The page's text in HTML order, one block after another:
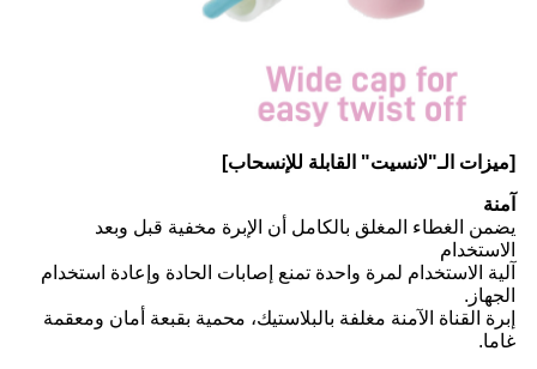
[ميزات الـ"لانسيت" القابلة للإنسحاب]
آمنة
يضمن الغطاء المغلق بالكامل أن الإبرة مخفية قبل وبعد
الاستخدام
آلية الاستخدام لمرة واحدة تمنع إصابات الحادة وإعادة استخدام
الجهاز.
إبرة القناة الآمنة مغلفة بالبلاستيك، محمية بقبعة أمان ومعقمة
غاما.